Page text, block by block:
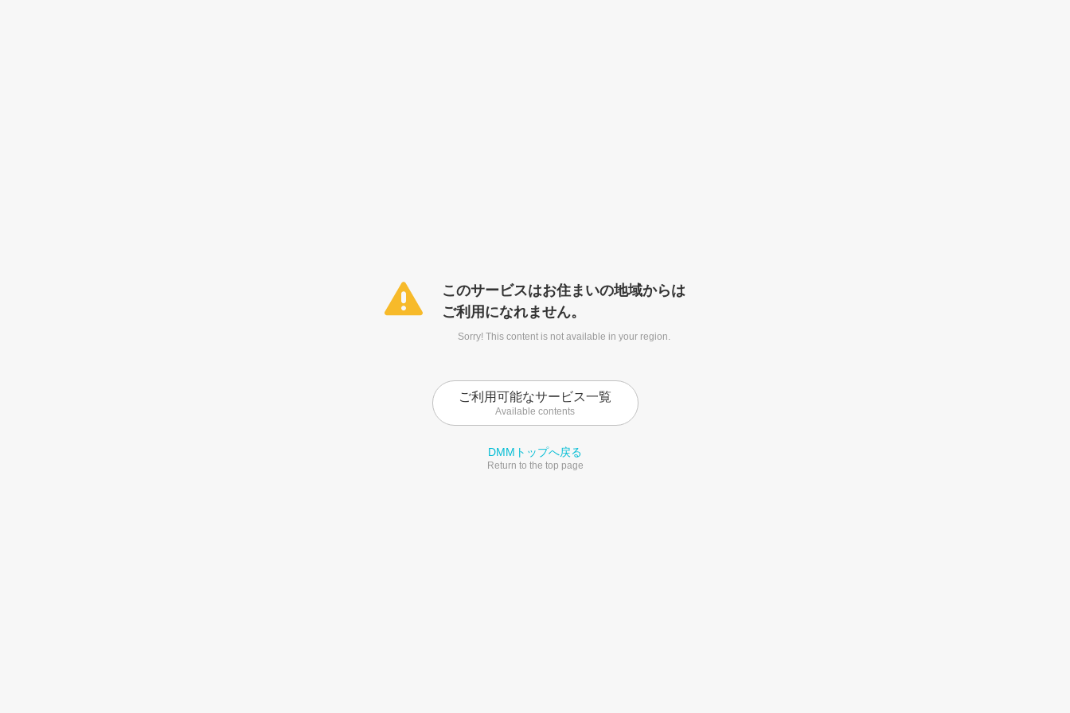
このサービスはお住まいの地域からは
ご利用になれません。
Sorry! This content is not available in your region.
ご利用可能なサービス一覧
Available contents
DMMトップへ戻る
Return to the top page